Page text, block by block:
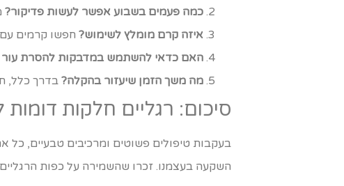
כמה פעמים בשבוע אפשר לעשות פדיקור?
איזה קרם מומלץ לשימוש? חפשו קרמים עם
האם כדאי להשתמש במדבקות להסרת
מה משך הזמן שיעזור בהקלה? בדרך כלל,
סיכום: רגליים חלקות
בעקבות טיפולים פשוטים ומרכיבים טבעיים,
השקעה בעצמנו. זכרו שהשמירה על כפות